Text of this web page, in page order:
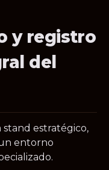
y registro
del
stand estratégico,
entorno